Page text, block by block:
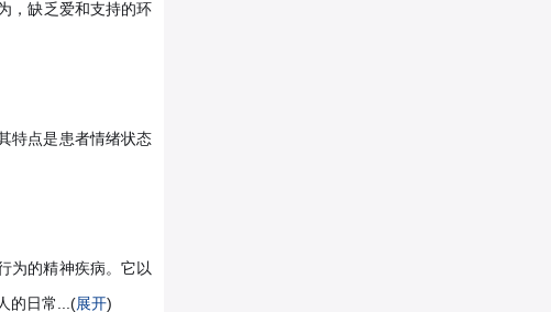
，缺乏爱和支持的环
特点是患者情绪状态
为的精神疾病。它以
的日常...(展开)